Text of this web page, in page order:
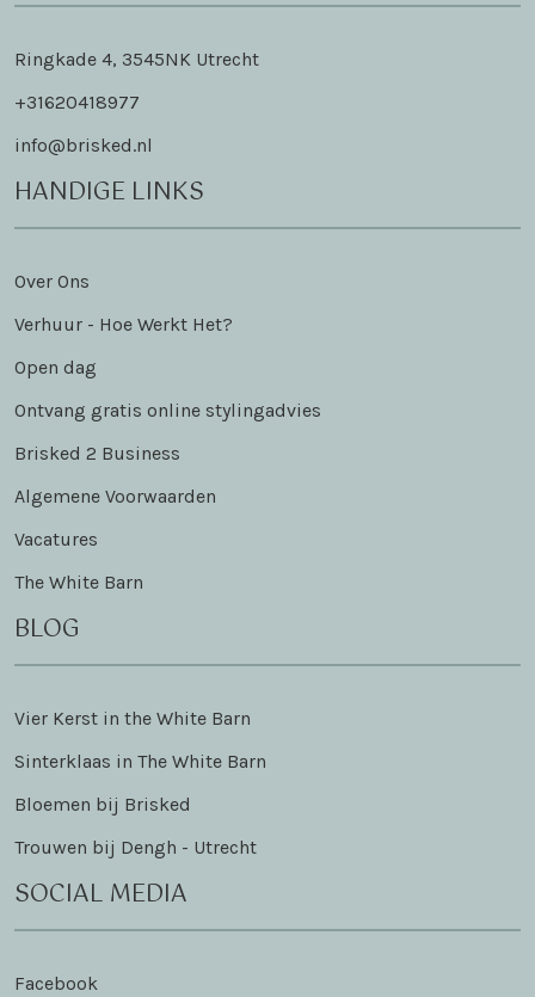
Ringkade 4, 3545NK Utrecht
+31620418977
info@brisked.nl
HANDIGE LINKS
Over Ons
Verhuur - Hoe Werkt Het?
Open dag
Ontvang gratis online stylingadvies
Brisked 2 Business
Algemene Voorwaarden
Vacatures
The White Barn
BLOG
Vier Kerst in the White Barn
Sinterklaas in The White Barn
Bloemen bij Brisked
Trouwen bij Dengh - Utrecht
SOCIAL MEDIA
Facebook